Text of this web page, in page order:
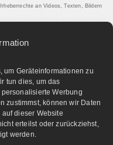
um Geräteinformationen zu
tun dies, um das
Werbung
zustimmst, können wir Daten
dieser Website
erteilst oder zurückziehst,
werden.
an Videos, Texten, Bildern